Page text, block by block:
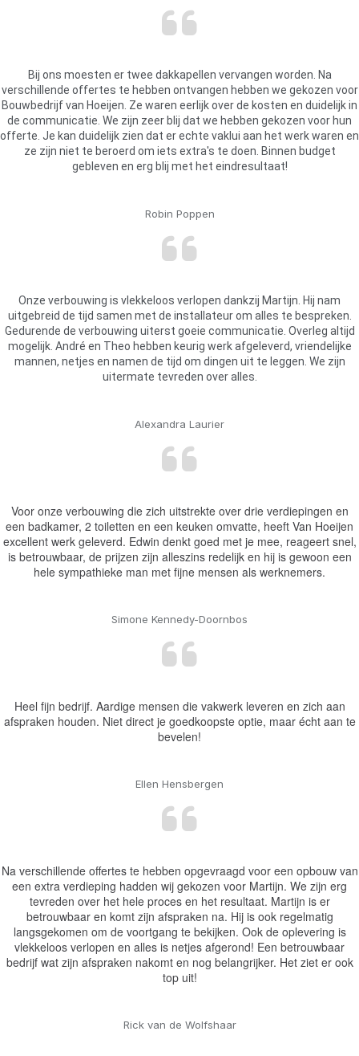
Bij ons moesten er twee dakkapellen vervangen worden. Na
verschillende offertes te hebben ontvangen hebben we gekozen voor
Bouwbedrijf van Hoeijen. Ze waren eerlijk over de kosten en duidelijk in
de communicatie. We zijn zeer blij dat we hebben gekozen voor hun
offerte. Je kan duidelijk zien dat er echte vaklui aan het werk waren en
ze zijn niet te beroerd om iets extra's te doen. Binnen budget
gebleven en erg blij met het eindresultaat!
Robin Poppen
Onze verbouwing is vlekkeloos verlopen dankzij Martijn. Hij nam
uitgebreid de tijd samen met de installateur om alles te bespreken.
Gedurende de verbouwing uiterst goeie communicatie. Overleg altijd
mogelijk. André en Theo hebben keurig werk afgeleverd, vriendelijke
mannen, netjes en namen de tijd om dingen uit te leggen. We zijn
uitermate tevreden over alles.
Alexandra Laurier
Voor onze verbouwing die zich uitstrekte over drie verdiepingen en
een badkamer, 2 toiletten en een keuken omvatte, heeft Van Hoeijen
excellent werk geleverd. Edwin denkt goed met je mee, reageert snel,
is betrouwbaar, de prijzen zijn alleszins redelijk en hij is gewoon een
hele sympathieke man met fijne mensen als werknemers.
Simone Kennedy-Doornbos
Heel fijn bedrijf. Aardige mensen die vakwerk leveren en zich aan
afspraken houden. Niet direct je goedkoopste optie, maar écht aan te
bevelen!
Ellen Hensbergen
Na verschillende offertes te hebben opgevraagd voor een opbouw van
een extra verdieping hadden wij gekozen voor Martijn. We zijn erg
tevreden over het hele proces en het resultaat. Martijn is er
betrouwbaar en komt zijn afspraken na. Hij is ook regelmatig
langsgekomen om de voortgang te bekijken. Ook de oplevering is
vlekkeloos verlopen en alles is netjes afgerond! Een betrouwbaar
bedrijf wat zijn afspraken nakomt en nog belangrijker. Het ziet er ook
top uit!
Rick van de Wolfshaar